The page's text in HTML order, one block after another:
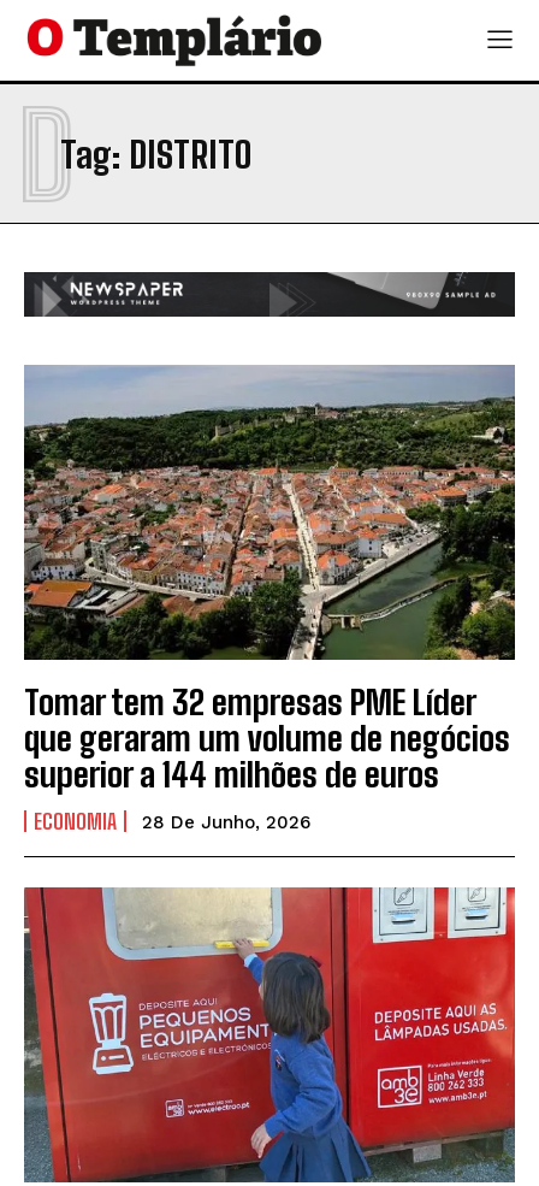
Tag: DISTRITO
D
Tomar tem 32 empresas PME Líder
que geraram um volume de negócios
superior a 144 milhões de euros
ECONOMIA 28 De Junho, 2026